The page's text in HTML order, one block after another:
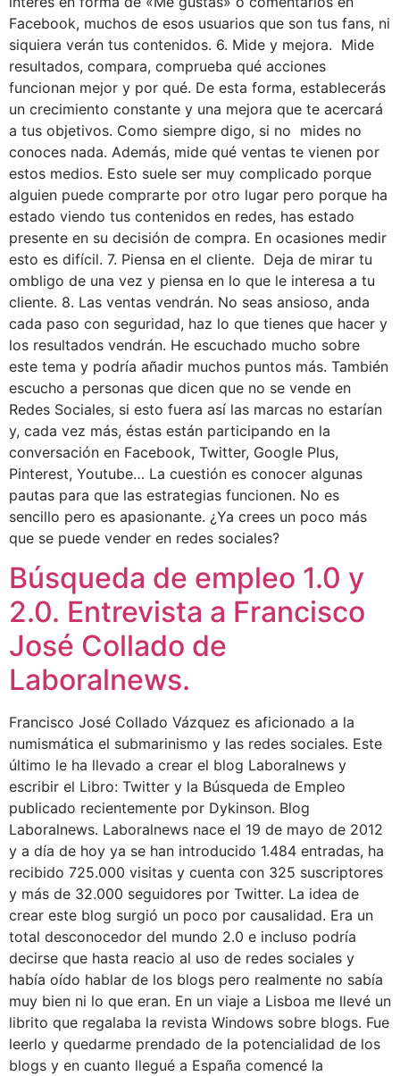
Facebook, muchos de esos usuarios que son tus fans, ni
siquiera verán tus contenidos. 6. Mide y mejora. Mide
resultados, compara, comprueba qué acciones
funcionan mejor y por qué. De esta forma, establecerás
un crecimiento constante y una mejora que te acercará
a tus objetivos. Como siempre digo, si no mides no
conoces nada. Además, mide qué ventas te vienen por
estos medios. Esto suele ser muy complicado porque
alguien puede comprarte por otro lugar pero porque ha
estado viendo tus contenidos en redes, has estado
presente en su decisión de compra. En ocasiones medir
esto es difícil. 7. Piensa en el cliente. Deja de mirar tu
ombligo de una vez y piensa en lo que le interesa a tu
cliente. 8. Las ventas vendrán. No seas ansioso, anda
cada paso con seguridad, haz lo que tienes que hacer y
los resultados vendrán. He escuchado mucho sobre
este tema y podría añadir muchos puntos más. También
escucho a personas que dicen que no se vende en
Redes Sociales, si esto fuera así las marcas no estarían
y, cada vez más, éstas están participando en la
conversación en Facebook, Twitter, Google Plus,
Pinterest, Youtube… La cuestión es conocer algunas
pautas para que las estrategias funcionen. No es
sencillo pero es apasionante. ¿Ya crees un poco más
que se puede vender en redes sociales?
Búsqueda de empleo 1.0 y
2.0. Entrevista a Francisco
José Collado de
Laboralnews.
Francisco José Collado Vázquez es aficionado a la
numismática el submarinismo y las redes sociales. Este
último le ha llevado a crear el blog Laboralnews y
escribir el Libro: Twitter y la Búsqueda de Empleo
publicado recientemente por Dykinson. Blog
Laboralnews. Laboralnews nace el 19 de mayo de 2012
y a día de hoy ya se han introducido 1.484 entradas, ha
recibido 725.000 visitas y cuenta con 325 suscriptores
y más de 32.000 seguidores por Twitter. La idea de
crear este blog surgió un poco por causalidad. Era un
total desconocedor del mundo 2.0 e incluso podría
decirse que hasta reacio al uso de redes sociales y
había oído hablar de los blogs pero realmente no sabía
muy bien ni lo que eran. En un viaje a Lisboa me llevé un
librito que regalaba la revista Windows sobre blogs. Fue
leerlo y quedarme prendado de la potencialidad de los
blogs y en cuanto llegué a España comencé la